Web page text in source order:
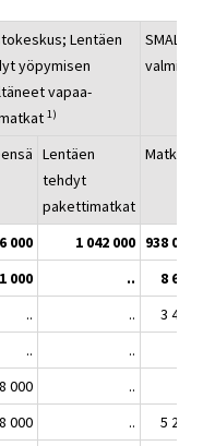
Lentäen
yöpymisen
vapaa-
1)
SMAL;
Lentäen
tehdyt
pakettimatkat
Matkaa
000 1 042 000 938 032
000 ..
8 676
.. ..
3 436
..
..
000
..
000 ..
5 240